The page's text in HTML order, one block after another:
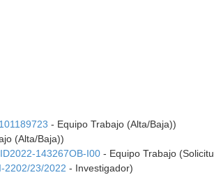
- Equipo Trabajo (Alta/Baja))
(Alta/Baja))
143267OB-I00 - Equipo Trabajo
2202/23/2022 - Investigador)